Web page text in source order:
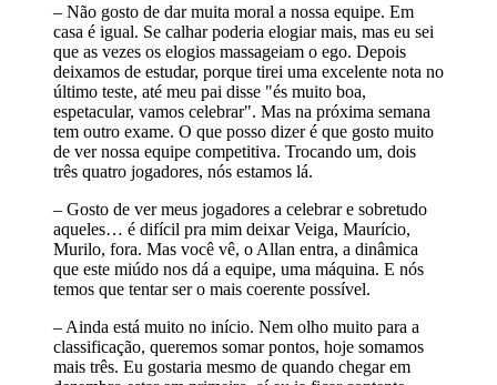
– Não gosto de dar muita moral a nossa equipe. Em
casa é igual. Se calhar poderia elogiar mais, mas eu sei
que as vezes os elogios massageiam o ego. Depois
deixamos de estudar, porque tirei uma excelente nota no
último teste, até meu pai disse "és muito boa,
espetacular, vamos celebrar". Mas na próxima semana
tem outro exame. O que posso dizer é que gosto muito
de ver nossa equipe competitiva. Trocando um, dois
três quatro jogadores, nós estamos lá.
– Gosto de ver meus jogadores a celebrar e sobretudo
aqueles… é difícil pra mim deixar Veiga, Maurício,
Murilo, fora. Mas você vê, o Allan entra, a dinâmica
que este miúdo nos dá a equipe, uma máquina. E nós
temos que tentar ser o mais coerente possível.
– Ainda está muito no início. Nem olho muito para a
classificação, queremos somar pontos, hoje somamos
mais três. Eu gostaria mesmo de quando chegar em